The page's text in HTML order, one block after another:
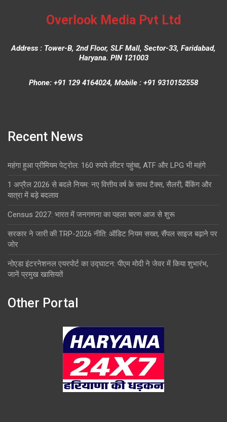
Overlook Media Pvt Ltd
Address : Tower-B, 2nd Floor, SLF Mall, Sector-33, Faridabad,
Haryana. PIN 121003
Phone: +91 129 4164024, Mobile : +91 9310152558
Recent News
महंगा हुआ प्रीमियम पेट्रोल: 160 रुपये लीटर पहुंचा, ATF और LPG भी महंगे
1 अप्रैल 2026 से बदले नियम: नए वित्तीय वर्ष के साथ टैक्स, सैलरी, बैंकिंग और
यात्रा में बड़े बदलाव
Census 2027: भारत में जनगणना का पहला चरण आज से शुरू
सरकार ने जारी की TRP-2026 नीति: ऑडिट नियम सख्त, सैंपल साइज बढ़ाने पर
जोर
नोएडा इंटरनेशनल एयरपोर्ट का उद्घाटन: पीएम मोदी ने जेवर में किया शुभारंभ,
जानें प्रमुख खासियतें
Other Portal